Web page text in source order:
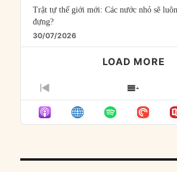
Trật tự thế giới mới: Các nước nhỏ sẽ
đựng?
30/07/2026
LOAD MORE
PREVIOUS
EPISODE
SHOW
LIST